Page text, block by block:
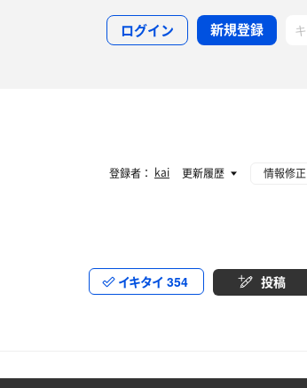
ログイン 新規登録
イキタイ 354 投稿
登録者： kai 更新履歴 情報修正